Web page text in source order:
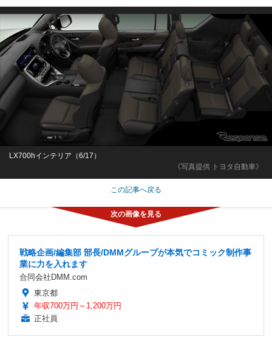
《写真提供 トヨタ自動車》
LX700hインテリア（6/17）
この記事へ戻る
戦略企画/編集部 部長/DMMグループが本気でコミック制作事
業に力を入れます
合同会社DMM.com
東京都
年収700万円～1,200万円
正社員